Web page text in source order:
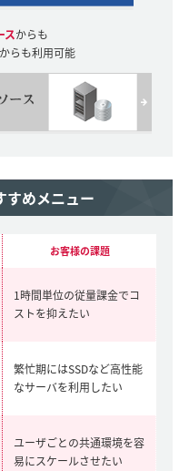
スからも
からも利用可能
すめメニュー
お客様の課題
1時間単位の従量課金でコ
ストを抑えたい
繁忙期にはSSDなど高性能
なサーバを利用したい
ユーザごとの共通環境を容
易にスケールさせたい